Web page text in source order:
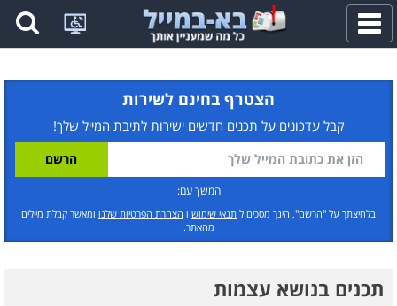
פתח
תפריט
הצטרף בחינם לשירות
קבל עדכונים על תכנים חדשים ישירות לתיבת המייל שלך!
המשך עם:
בלחיצתך על "הרשם", הינך מסכים ל תנאי שימוש ו הצהרת הפרטיות שלנו ומאשר קבלת מיילים
מהאתר.
תכנים בנושא עצמות